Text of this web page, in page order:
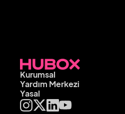
Kurumsal
Yardım Merkezi
Yasal